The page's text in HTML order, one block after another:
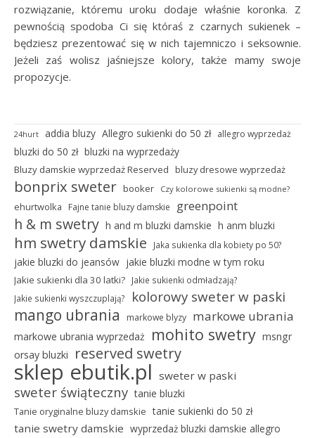
rozwiązanie, któremu uroku dodaje właśnie koronka. Z
pewnością spodoba Ci się któraś z czarnych sukienek –
będziesz prezentować się w nich tajemniczo i seksownie.
Jeżeli zaś wolisz jaśniejsze kolory, także mamy swoje
propozycje.
24hurt addia bluzy Allegro sukienki do 50 zł allegro wyprzedaż
bluzki do 50 zł bluzki na wyprzedaży
Bluzy damskie wyprzedaż Reserved bluzy dresowe wyprzedaż
bonprix sweter booker Czy kolorowe sukienki są modne?
ehurtwolka Fajne tanie bluzy damskie greenpoint
h & m swetry h and m bluzki damskie h anm bluzki
hm swetry damskie Jaka sukienka dla kobiety po 50?
jakie bluzki do jeansów jakie bluzki modne w tym roku
Jakie sukienki dla 30 latki?
Jakie sukienki odmładzają?
Jakie sukienki wyszczuplają?
kolorowy sweter w paski
mango ubrania markowe blyzy markowe ubrania
markowe ubrania wyprzedaż mohito swetry msngr
orsay bluzki
reserved swetry
sklep ebutik.pl sweter w paski
sweter świąteczny tanie bluzki
Tanie oryginalne bluzy damskie tanie sukienki do 50 zł
tanie swetry damskie wyprzedaż bluzki damskie allegro